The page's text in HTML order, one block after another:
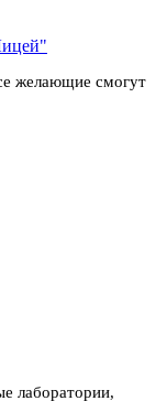
желающие смогут
лаборатории,